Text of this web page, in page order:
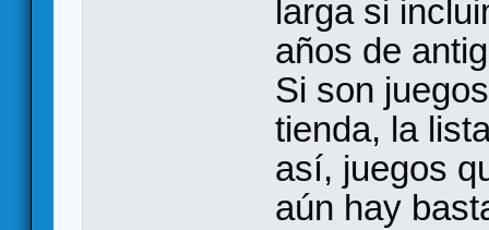
larga si
años de
Si son
tienda, la
así, juegos
aún hay